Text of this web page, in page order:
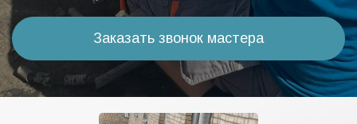
Заказать звонок мастера